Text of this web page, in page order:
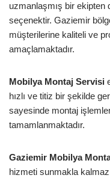
uzmanlaşmış bir
seçenektir. Gaziemir
müşterilerine kaliteli ve
amaçlamaktadır.
Mobilya Montaj Servisi
hızlı ve titiz bir şekilde
sayesinde montaj
tamamlanmaktadır.
Gaziemir Mobilya
hizmeti sunmakla